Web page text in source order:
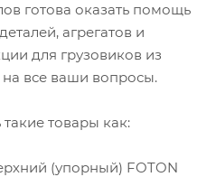
готова оказать помощь
агрегатов и
для грузовиков из
на все ваши вопросы.
товары как:
(упорный) FOTON